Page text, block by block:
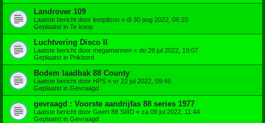
Landrover 109
Laatste bericht door leetpilson « di 30 aug 2022, 06:10
Geplaatst in Te koop
Luchtvering Disco II
Laatste bericht door megamannen « do 28 jul 2022, 19:07
Geplaatst in Prikbord
Bodem laadbak 88 County
Laatste bericht door HPS « vr 22 jul 2022, 09:45
Geplaatst in Gevraagd
gevraagd : Voorste aandrijfas 88 series 1977
Laatste bericht door Geert 88 SIIID « za 09 jul 2022, 11:44
Geplaatst in Gevraagd